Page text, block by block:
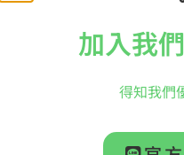
【SALYERS】
加入我
得知我們